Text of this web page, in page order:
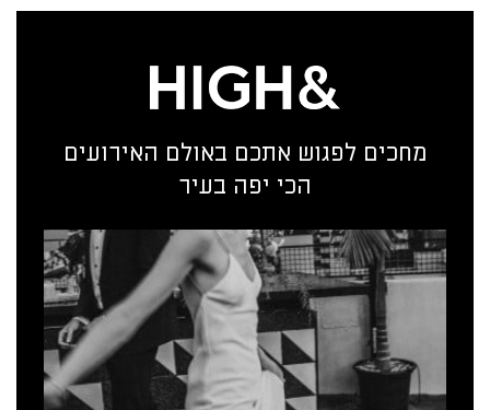
מחכים לפגוש אתכם באולם האירועים
הכי יפה בעיר